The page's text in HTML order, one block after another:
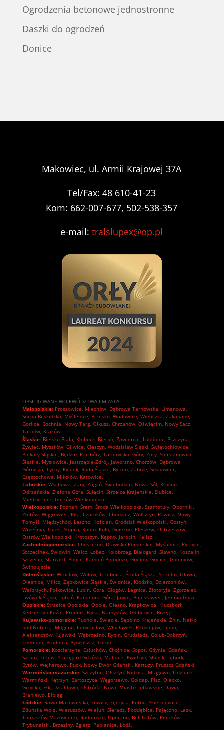
Ogrodzenia betonowe jednostronne
Daszki do ogrodzeń
Donice
Makowiec, ul. Armii Krajowej 37A
Tel/Fax: 48 610-41-23
Kom: 662-007-677, 502-538-357
e-mail:tralslupex@op.pl
OBSŁUGIWANE WOJEWÓDZTWA I MIASTA
Małopolskie: Proszowice, Miechów, Dąbrowa Tarnowska, Limanowa,
Sucha Beskidzka, Myślenice, Brzesko, Wadowice, Wieliczka, Zakopane,
Gorlice, Bochnia, Nowy Targ, Olkusz, Chrzanów, Oświęcim, Nowy Sącz,
Tarnów, Kraków.
Śląskie: Bielsko-Biała, Kłobuck, Bieruń, Zawiercie, Lubliniec, Pszczyna,
Żywiec, Myszków, Gliwice, Cieszyn, Wodzisław Śląski, Świętochłowice,
Piekary Śląskie, Będzin, Racibórz, Tarnowskie Góry, Żory, Siemianowice
Śląskie, Mysłowice, Jastrzębie-Zdrój, Jaworzno, Chorzów, Dąbrowa
Górnicza, Tychy, Rybnik, Ruda Śląska, Bytom, Zabrze, Sosnowiec,
Częstochowa, Mikołów, Katowice.
Lubuskie: Wschowa, Żary, Żagań, Świebodzin, Nowa Sól, Krosno
Odrzańskie, Zielona Góra, Sulęcin, Strzelce Krajeńskie, Słubice,
Międzyrzecz, Gorzów Wielkopolski.
Wielkopolskie: Poznań, Śrem, Środa Wielkopolska, Szamotuły, Oborniki,
Złotów, Wągrowiec, Piła, Czarnków, Chodzież, Wolsztyn, Rawicz, Nowy
Tomyśl, Międzychód, Leszno, Kościan, Grodzisk Wielkopolski, Gostyń,
Września, Turek, Słupca, Konin, Koło, Gniezno, Pleszew, Ostrzeszów,
Ostrów Wielkopolski, Krotoszyn, Kępno, Jarocin, Kalisz.
Zachodniopomorskie: Choszczno, Drawsko Pomorskie, Myślibórz, Pyrzyce,
Szczecinek, Świdwin, Wałcz, Łobez, Kołobrzeg, Białogard, Sławno, Koszalin,
Szczecin, Stargard, Police, Kamień Pomorski, Gryfino, Gryfice, Goleniów,
Świnoujście.
Dolnośląskie: Wrocław, Wołów, Trzebnica, Środa Śląska, Strzelin, Oława,
Oleśnica, Milicz, Ząbkowice Śląskie, Świdnica, Kłodzko, Dzierżoniów,
Wałbrzych, Polkowice, Lubin, Góra, Głogów, Legnica, Złotoryja, Zgorzelec,
Lwówek Śląski, Lubań, Kamienna Góra, Jawor, Bolesławiec, Jelenia Góra.
Opolskie: Strzelce Opolskie, Opole, Olesno, Krapkowice, Kluczbork,
Kędzierzyn-Koźle, Prudnik, Nysa, Namysłów, Głubczyce, Brzeg.
Kujawsko-pomorskie: Tuchola, Świecie, Sępólno Krajeńskie, Żnin, Nakło
nad Notecią, Mogilno, Inowrocław, Włocławek, Radziejów, Lipno,
Aleksandrów Kujawski, Wąbrzeźno, Rypin, Grudziądz, Golub-Dobrzyń,
Chełmno, Brodnica, Bydgoszcz, Toruń.
Pomorskie: Kościerzyna, Człuchów, Chojnice, Sopot, Gdynia, Gdańsk,
Sztum, Tczew, Starogard Gdański, Malbork, Kwidzyn, Słupsk, Lębork,
Bytów, Wejherowo, Puck, Nowy Dwór Gdański, Kartuzy, Pruszcz Gdański.
Warmińsko-mazurskie: Szczytno, Olsztyn, Nidzica, Mrągowo, Lidzbark
Warmiński, Kętrzyn, Bartoszyce, Węgorzewo, Gołdap, Pisz, Olecko,
Giżycko, Ełk, Działdowo, Ostróda, Nowe Miasto Lubawskie, Iława,
Braniewo, Elbląg.
Łódzkie: Rawa Mazowiecka, Łowicz, Łęczyca, Kutno, Skierniewice,
Zduńska Wola, Wieruszów, Wieluń, Sieradz, Poddębice, Pajęczno, Łask,
Tomaszów Mazowiecki, Radomsko, Opoczno, Bełchatów, Piotrków
Trybunalski, Brzeziny, Zgierz, Pabianice, Łódź.